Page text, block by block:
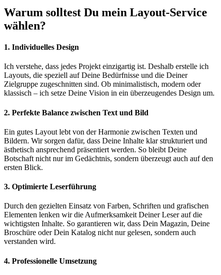
Warum solltest Du mein Layout-Service
wählen?
1. Individuelles Design
Ich verstehe, dass jedes Projekt einzigartig ist. Deshalb erstelle ich
Layouts, die speziell auf Deine Bedürfnisse und die Deiner
Zielgruppe zugeschnitten sind. Ob minimalistisch, modern oder
klassisch – ich setze Deine Vision in ein überzeugendes Design um.
2. Perfekte Balance zwischen Text und Bild
Ein gutes Layout lebt von der Harmonie zwischen Texten und
Bildern. Wir sorgen dafür, dass Deine Inhalte klar strukturiert und
ästhetisch ansprechend präsentiert werden. So bleibt Deine
Botschaft nicht nur im Gedächtnis, sondern überzeugt auch auf den
ersten Blick.
3. Optimierte Leserführung
Durch den gezielten Einsatz von Farben, Schriften und grafischen
Elementen lenken wir die Aufmerksamkeit Deiner Leser auf die
wichtigsten Inhalte. So garantieren wir, dass Dein Magazin, Deine
Broschüre oder Dein Katalog nicht nur gelesen, sondern auch
verstanden wird.
4. Professionelle Umsetzung